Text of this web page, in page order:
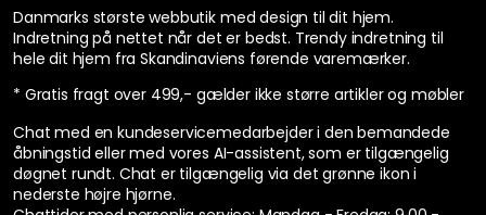
Danmarks største webbutik med design til dit hjem.
Indretning på nettet når det er bedst. Trendy indretning til
hele dit hjem fra Skandinaviens førende varemærker.
* Gratis fragt over 499,- gælder ikke større artikler og møbler
Chat med en kundeservicemedarbejder i den bemandede
åbningstid eller med vores AI-assistent, som er tilgængelig
døgnet rundt. Chat er tilgængelig via det grønne ikon i
nederste højre hjørne.